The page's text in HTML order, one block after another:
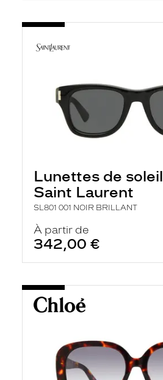
Lunettes de soleil
Saint Laurent
SL801 001 NOIR BRILLANT
À partir de
342,00 €